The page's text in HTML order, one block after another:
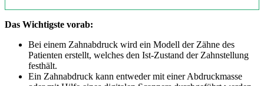
Das Wichtigste vorab:
Bei einem Zahnabdruck wird ein Modell der Zähne des
Patienten erstellt, welches den Ist-Zustand der Zahnstellung
festhält.
Ein Zahnabdruck kann entweder mit einer Abdruckmasse